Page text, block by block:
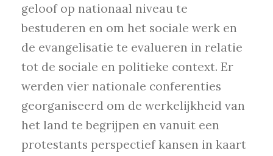
geloof op nationaal niveau te
bestuderen en om het sociale werk en
de evangelisatie te evalueren in relatie
tot de sociale en politieke context. Er
werden vier nationale conferenties
georganiseerd om de werkelijkheid van
het land te begrijpen en vanuit een
protestants perspectief kansen in kaart